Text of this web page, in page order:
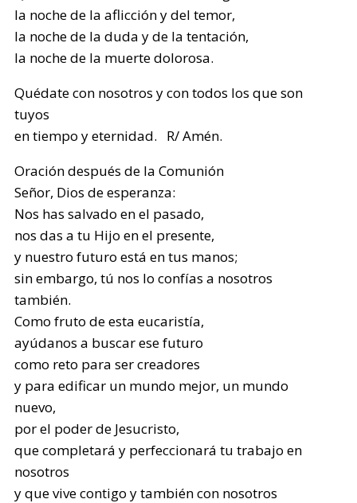
la noche de la aflicción y del temor,
la noche de la duda y de la tentación,
la noche de la muerte dolorosa.
Quédate con nosotros y con todos los que son
tuyos
en tiempo y eternidad. R/ Amén.
Oración después de la Comunión
Señor, Dios de esperanza:
Nos has salvado en el pasado,
nos das a tu Hijo en el presente,
y nuestro futuro está en tus manos;
sin embargo, tú nos lo confías a nosotros
también.
Como fruto de esta eucaristía,
ayúdanos a buscar ese futuro
como reto para ser creadores
y para edificar un mundo mejor, un mundo
nuevo,
por el poder de Jesucristo,
que completará y perfeccionará tu trabajo en
nosotros
y que vive contigo y también con nosotros